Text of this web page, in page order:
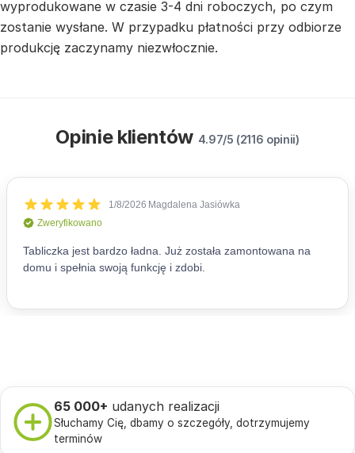
wyprodukowane w czasie 3-4 dni roboczych, po czym
zostanie wysłane. W przypadku płatności przy odbiorze
produkcję zaczynamy niezwłocznie.
Opinie klientów 4.97/5 (2116 opinii)
65 000+ udanych realizacji
Słuchamy Cię, dbamy o szczegóły, dotrzymujemy
terminów